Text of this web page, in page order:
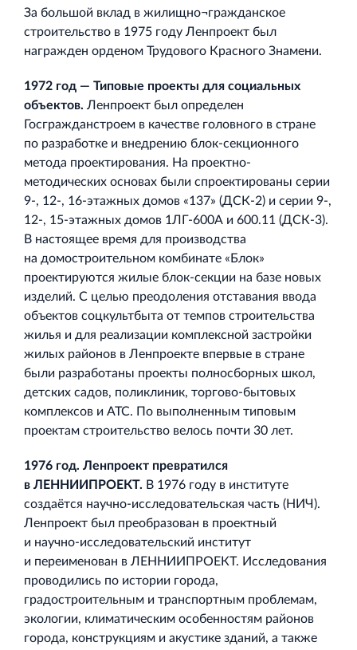
За большой вклад в жилищно¬гражданское
строительство в 1975 году Ленпроект был
награжден орденом Трудового Красного Знамени.
1972 год — Типовые проекты для социальных
объектов. Ленпроект был определен
Госгражданстроем в качестве головного в стране
по разработке и внедрению блок‐секционного
метода проектирования. На проектно‐
методических основах были спроектированы серии
9-, 12-, 16‐этажных домов «137» (ДСК‐2) и серии 9-,
12-, 15‐этажных домов 1ЛГ‐600А и 600.11 (ДСК‐3).
В настоящее время для производства
на домостроительном комбинате «Блок»
проектируются жилые блок‐секции на базе новых
изделий. С целью преодоления отставания ввода
объектов соцкультбыта от темпов строительства
жилья и для реализации комплексной застройки
жилых районов в Ленпроекте впервые в стране
были разработаны проекты полносборных школ,
детских садов, поликлиник, торгово‐бытовых
комплексов и АТС. По выполненным типовым
проектам строительство велось почти 30 лет.
1976 год. Ленпроект превратился
в ЛЕННИИПРОЕКТ. В 1976 году в институте
создаётся научно‐исследовательская часть (НИЧ).
Ленпроект был преобразован в проектный
и научно‐исследовательский институт
и переименован в ЛЕННИИПРОЕКТ. Исследования
проводились по истории города,
градостроительным и транспортным проблемам,
экологии, климатическим особенностям районов
города, конструкциям и акустике зданий, а также